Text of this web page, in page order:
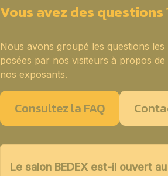
Vous avez des questions
Nous avons groupé les questions
posées par nos visiteurs à propos
nos exposants.
Consultez la FAQ
Le salon BEDEX est-il ouvert